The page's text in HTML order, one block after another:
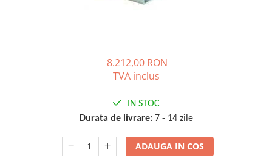
Vase de expansiune termice
Detectoare si regulatoare de gaz si
Rezervoare de acumulare
8.212,00 RON
TVA inclus
IN STOC
Durata de livrare:7 - 14 zile
ADAUGA IN COS